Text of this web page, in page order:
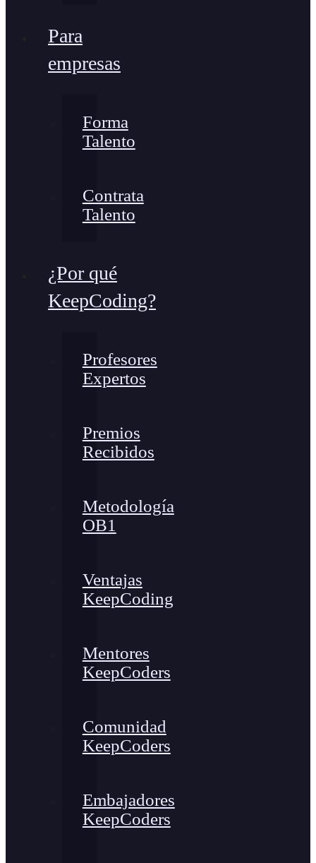
Para
empresas
Forma
Talento
Contrata
Talento
¿Por qué
KeepCoding?
Profesores
Expertos
Premios
Recibidos
Metodología
OB1
Ventajas
KeepCoding
Mentores
KeepCoders
Comunidad
KeepCoders
Embajadores
KeepCoders